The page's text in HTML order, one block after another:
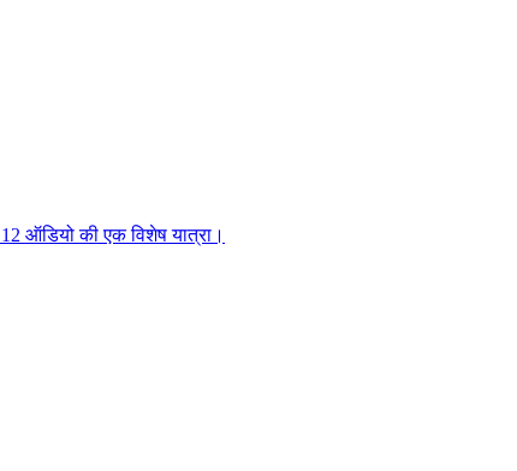
ऑडियो की एक विशेष यात्रा।